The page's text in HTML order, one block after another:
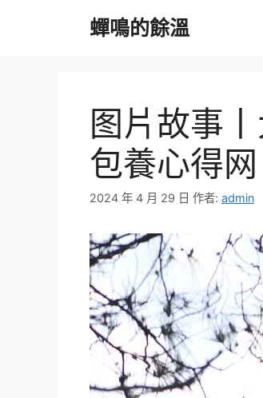
蟬鳴的餘溫
图片故事
包養心得网
2024 年 4 月 29 日 作者: admin